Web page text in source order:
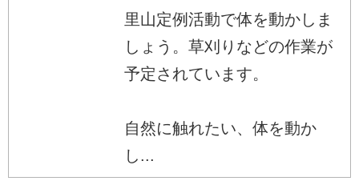
里山定例活動で体を動かしま
しょう。草刈りなどの作業が
予定されています。
自然に触れたい、体を動か
し...